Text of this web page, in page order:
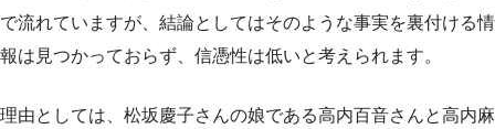
で流れていますが、結論としてはそのような事実を裏付ける情
報は見つかっておらず、信憑性は低いと考えられます。
理由としては、松坂慶子さんの娘である高内百音さんと高内麻